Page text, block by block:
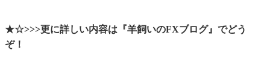
★☆>>>更に詳しい内容は『羊飼いのFXブログ』でどう
ぞ！